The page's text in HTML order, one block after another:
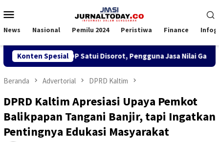
ke
Mobile
News Nasional Pemilu 2024 Peristiwa Finance
Konten Spesial
TKBM di KSOP Satui Disorot, Pengguna Jasa Nilai Ganggu
Beranda Advertorial DPRD Kaltim
DPRD Kaltim Apresiasi Upaya Pemkot
Balikpapan Tangani Banjir, tapi Ingatkan
Pentingnya Edukasi Masyarakat